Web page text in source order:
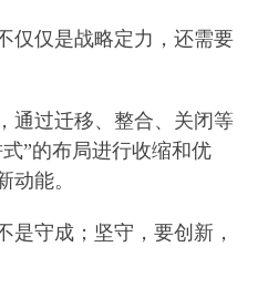
仅是战略定力，还需要
过迁移、整合、关闭等
”的布局进行收缩和优
动能。
守成；坚守，要创新，